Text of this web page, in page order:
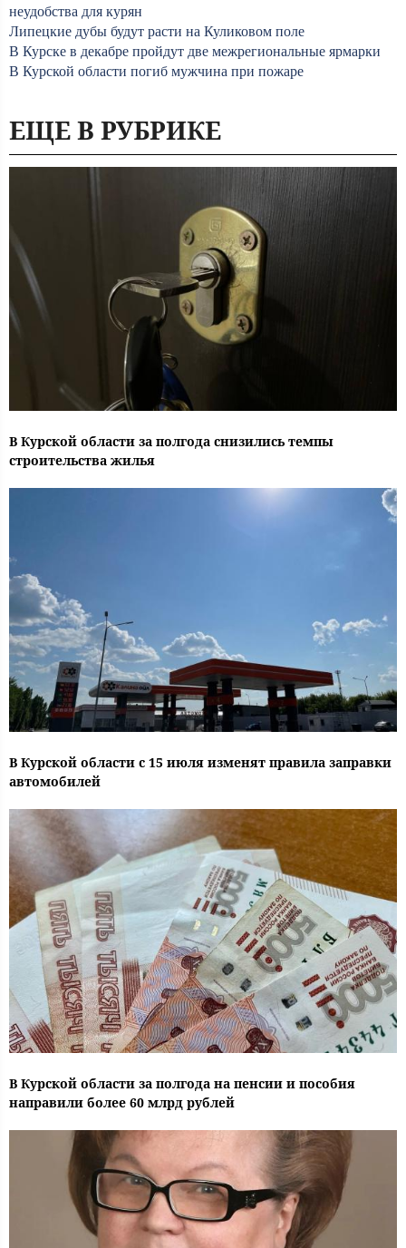
неудобства для курян
Липецкие дубы будут расти на Куликовом поле
В Курске в декабре пройдут две межрегиональные ярмарки
В Курской области погиб мужчина при пожаре
ЕЩЕ В РУБРИКЕ
В Курской области за полгода снизились темпы
строительства жилья
В Курской области с 15 июля изменят правила заправки
автомобилей
В Курской области за полгода на пенсии и пособия
направили более 60 млрд рублей